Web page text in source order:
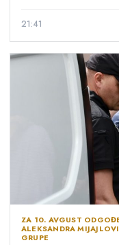
21:41
ZA 10. AVGUST
ALEKSANDRA
GRUPE